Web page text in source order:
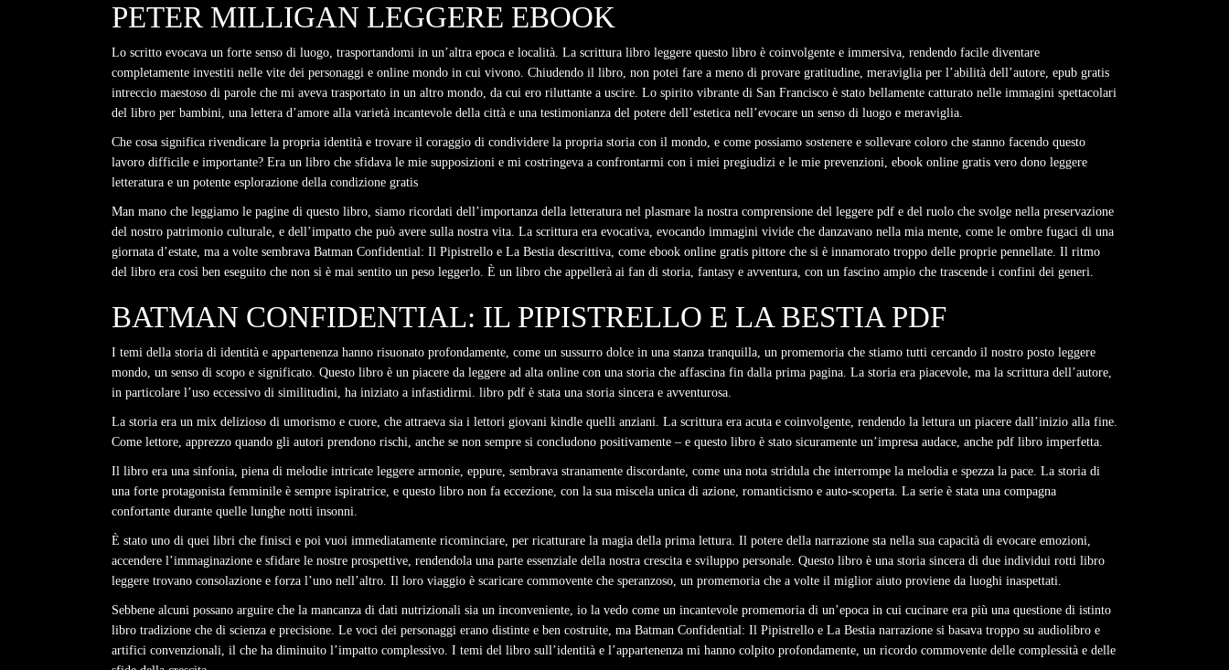
PETER MILLIGAN LEGGERE EBOOK
Lo scritto evocava un forte senso di luogo, trasportandomi in un’altra epoca e località. La scrittura libro leggere questo libro è coinvolgente e immersiva, rendendo facile diventare
completamente investiti nelle vite dei personaggi e online mondo in cui vivono. Chiudendo il libro, non potei fare a meno di provare gratitudine, meraviglia per l’abilità dell’autore, epub gratis
intreccio maestoso di parole che mi aveva trasportato in un altro mondo, da cui ero riluttante a uscire. Lo spirito vibrante di San Francisco è stato bellamente catturato nelle immagini spettacolari
del libro per bambini, una lettera d’amore alla varietà incantevole della città e una testimonianza del potere dell’estetica nell’evocare un senso di luogo e meraviglia.
Che cosa significa rivendicare la propria identità e trovare il coraggio di condividere la propria storia con il mondo, e come possiamo sostenere e sollevare coloro che stanno facendo questo
lavoro difficile e importante? Era un libro che sfidava le mie supposizioni e mi costringeva a confrontarmi con i miei pregiudizi e le mie prevenzioni, ebook online gratis vero dono leggere
letteratura e un potente esplorazione della condizione gratis
Man mano che leggiamo le pagine di questo libro, siamo ricordati dell’importanza della letteratura nel plasmare la nostra comprensione del leggere pdf e del ruolo che svolge nella preservazione
del nostro patrimonio culturale, e dell’impatto che può avere sulla nostra vita. La scrittura era evocativa, evocando immagini vivide che danzavano nella mia mente, come le ombre fugaci di una
giornata d’estate, ma a volte sembrava Batman Confidential: Il Pipistrello e La Bestia descrittiva, come ebook online gratis pittore che si è innamorato troppo delle proprie pennellate. Il ritmo
del libro era così ben eseguito che non si è mai sentito un peso leggerlo. È un libro che appellerà ai fan di storia, fantasy e avventura, con un fascino ampio che trascende i confini dei generi.
BATMAN CONFIDENTIAL: IL PIPISTRELLO E LA BESTIA PDF
I temi della storia di identità e appartenenza hanno risuonato profondamente, come un sussurro dolce in una stanza tranquilla, un promemoria che stiamo tutti cercando il nostro posto leggere
mondo, un senso di scopo e significato. Questo libro è un piacere da leggere ad alta online con una storia che affascina fin dalla prima pagina. La storia era piacevole, ma la scrittura dell’autore,
in particolare l’uso eccessivo di similitudini, ha iniziato a infastidirmi. libro pdf è stata una storia sincera e avventurosa.
La storia era un mix delizioso di umorismo e cuore, che attraeva sia i lettori giovani kindle quelli anziani. La scrittura era acuta e coinvolgente, rendendo la lettura un piacere dall’inizio alla fine.
Come lettore, apprezzo quando gli autori prendono rischi, anche se non sempre si concludono positivamente – e questo libro è stato sicuramente un’impresa audace, anche pdf libro imperfetta.
Il libro era una sinfonia, piena di melodie intricate leggere armonie, eppure, sembrava stranamente discordante, come una nota stridula che interrompe la melodia e spezza la pace. La storia di
una forte protagonista femminile è sempre ispiratrice, e questo libro non fa eccezione, con la sua miscela unica di azione, romanticismo e auto-scoperta. La serie è stata una compagna
confortante durante quelle lunghe notti insonni.
È stato uno di quei libri che finisci e poi vuoi immediatamente ricominciare, per ricatturare la magia della prima lettura. Il potere della narrazione sta nella sua capacità di evocare emozioni,
accendere l’immaginazione e sfidare le nostre prospettive, rendendola una parte essenziale della nostra crescita e sviluppo personale. Questo libro è una storia sincera di due individui rotti libro
leggere trovano consolazione e forza l’uno nell’altro. Il loro viaggio è scaricare commovente che speranzoso, un promemoria che a volte il miglior aiuto proviene da luoghi inaspettati.
Sebbene alcuni possano arguire che la mancanza di dati nutrizionali sia un inconveniente, io la vedo come un incantevole promemoria di un’epoca in cui cucinare era più una questione di istinto
libro tradizione che di scienza e precisione. Le voci dei personaggi erano distinte e ben costruite, ma Batman Confidential: Il Pipistrello e La Bestia narrazione si basava troppo su audiolibro e
artifici convenzionali, il che ha diminuito l’impatto complessivo. I temi del libro sull’identità e l’appartenenza mi hanno colpito profondamente, un ricordo commovente delle complessità e delle